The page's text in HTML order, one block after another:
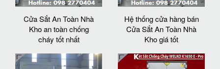
Cửa Sắt An Toàn Nhà
Kho an toàn chống
cháy tốt nhất
Hệ thống cửa hàng bán
Cửa Sắt An Toàn Nhà
Kho giá tốt